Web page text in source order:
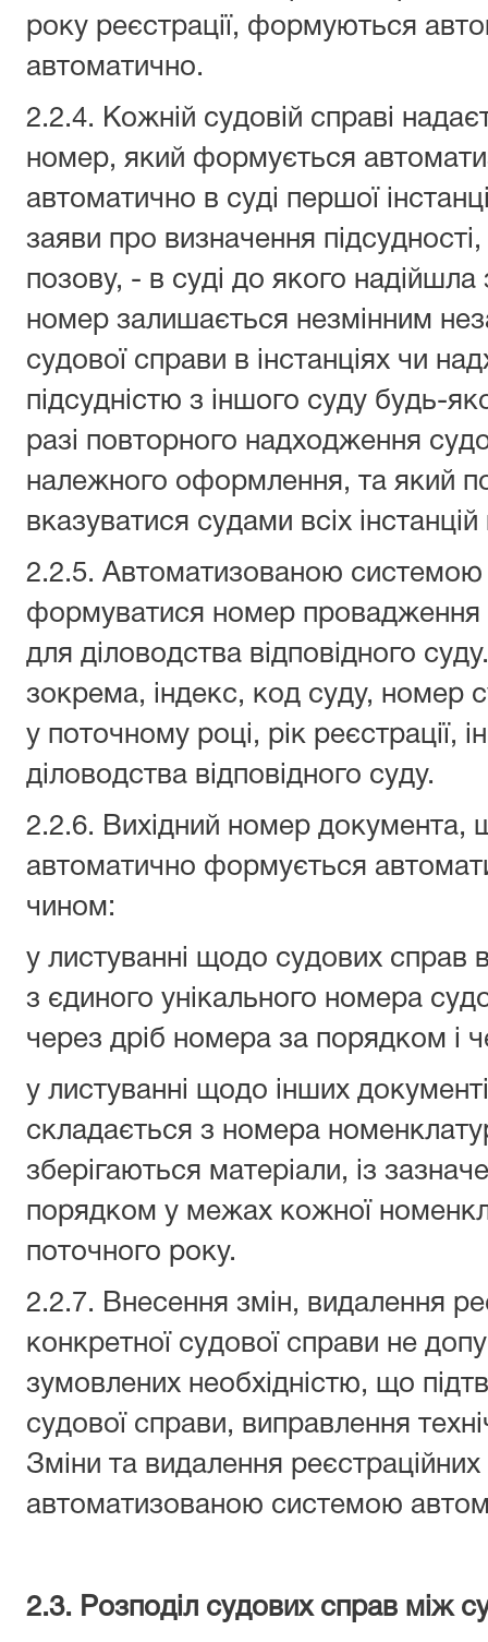
року реєстрації, формуються
автоматично.
2.2.4. Кожній судовій справі
номер, який формується
автоматично в суді першої
заяви про визначення
позову, - в суді до якого
номер залишається незмінним
судової справи в інстанціях чи
підсудністю з іншого суду будь-
разі повторного надходження
належного оформлення, та який
вказуватися судами всіх
2.2.5. Автоматизованою
формуватися номер провадження
для діловодства відповідного
зокрема, індекс, код суду, номер
у поточному році, рік реєстрації,
діловодства відповідного суду.
2.2.6. Вихідний номер документа,
автоматично формується
чином:
у листуванні щодо судових справ
з єдиного унікального номера
через дріб номера за порядком і
у листуванні щодо інших
складається з номера
зберігаються матеріали, із
порядком у межах кожної
поточного року.
2.2.7. Внесення змін, видалення
конкретної судової справи не
зумовлених необхідністю, що
судової справи, виправлення
Зміни та видалення
автоматизованою системою
2.3. Розподіл судових справ між